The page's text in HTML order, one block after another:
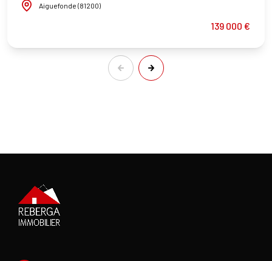
Aiguefonde (81200)
139 000 €